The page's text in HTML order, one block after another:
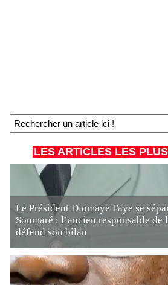
LES ARTICLES LES
Le Président Diomaye Faye se
Soumaré : l’ancien responsable de
défend son bilan